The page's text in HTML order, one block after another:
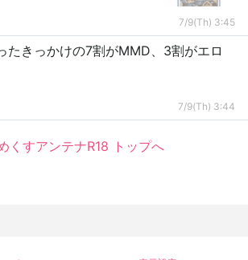
7/9(Th) 3:45
たきっかけの7割がMMD、3割がエロ
7/9(Th) 3:44
くすアンテナR18 トップへ